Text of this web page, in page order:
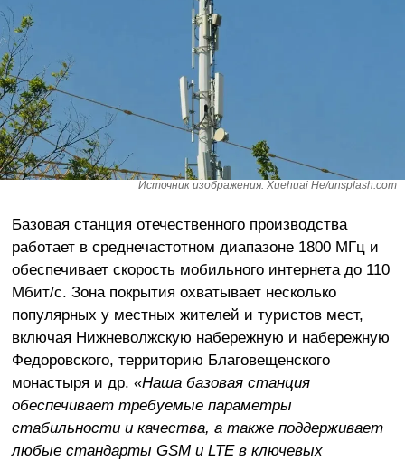
Источник изображения: Xuehuai He/unsplash.com
Базовая станция отечественного производства
работает в среднечастотном диапазоне 1800 МГц и
обеспечивает скорость мобильного интернета до 110
Мбит/с. Зона покрытия охватывает несколько
популярных у местных жителей и туристов мест,
включая Нижневолжскую набережную и набережную
Федоровского, территорию Благовещенского
монастыря и др. «Наша базовая станция
обеспечивает требуемые параметры
стабильности и качества, а также поддерживает
любые стандарты GSM и LTE в ключевых